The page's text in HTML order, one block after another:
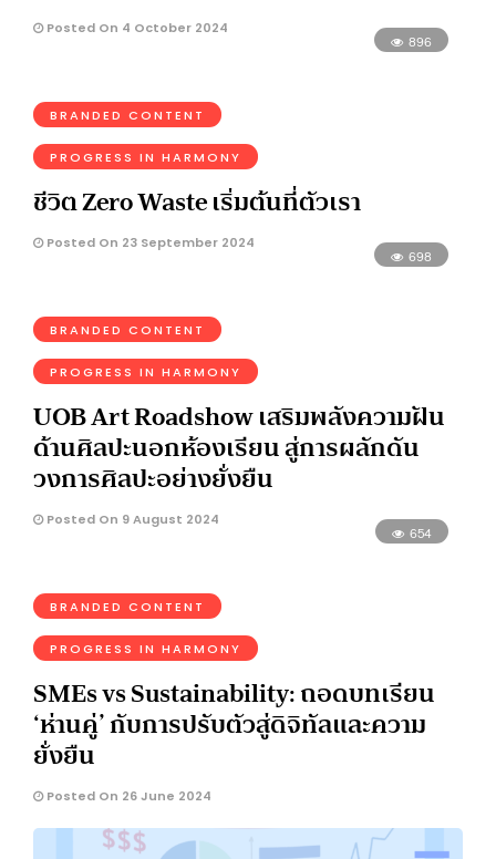
Posted On 4 October 2024
896
BRANDED CONTENT
PROGRESS IN HARMONY
ชีวิต Zero Waste เริ่มต้นที่ตัวเรา
Posted On 23 September 2024
698
BRANDED CONTENT
PROGRESS IN HARMONY
UOB Art Roadshow เสริมพลังความฝัน
ด้านศิลปะนอกห้องเรียน สู่การผลักดัน
วงการศิลปะอย่างยั่งยืน
Posted On 9 August 2024
654
BRANDED CONTENT
PROGRESS IN HARMONY
SMEs vs Sustainability: ถอดบทเรียน
‘ห่านคู่’ กับการปรับตัวสู่ดิจิทัลและความ
ยั่งยืน
Posted On 26 June 2024